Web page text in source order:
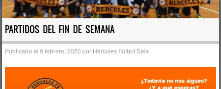
PARTIDOS DEL FIN DE SEMANA
Publicado el6 febrero, 2020 por Hércules Fútbol Sala